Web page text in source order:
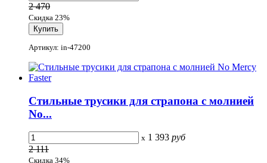
2 470
Скидка 23%
Артикул: in-47200
Стильные трусики для страпона с молнией
No...
x 1 393 руб
2 111
Скидка 34%